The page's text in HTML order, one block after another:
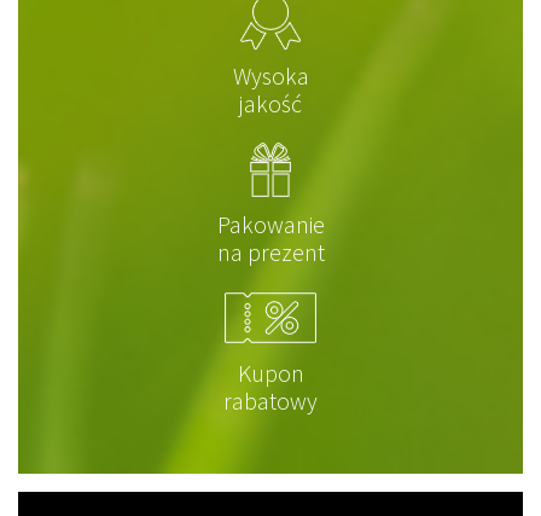
Wysoka
jakość
Pakowanie
na prezent
Kupon
rabatowy